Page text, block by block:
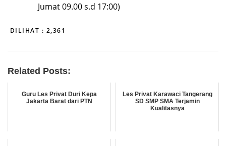
Jumat 09.00 s.d 17:00)
DILIHAT : 2,361
Related Posts:
Guru Les Privat Duri Kepa
Jakarta Barat dari PTN
Les Privat Karawaci Tangerang
SD SMP SMA Terjamin
Kualitasnya